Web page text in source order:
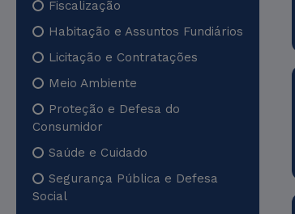
Fiscalização
Habitação e Assuntos Fundiários
Licitação e Contratações
Meio Ambiente
Proteção e Defesa do
Consumidor
Saúde e Cuidado
Segurança Pública e Defesa
Social